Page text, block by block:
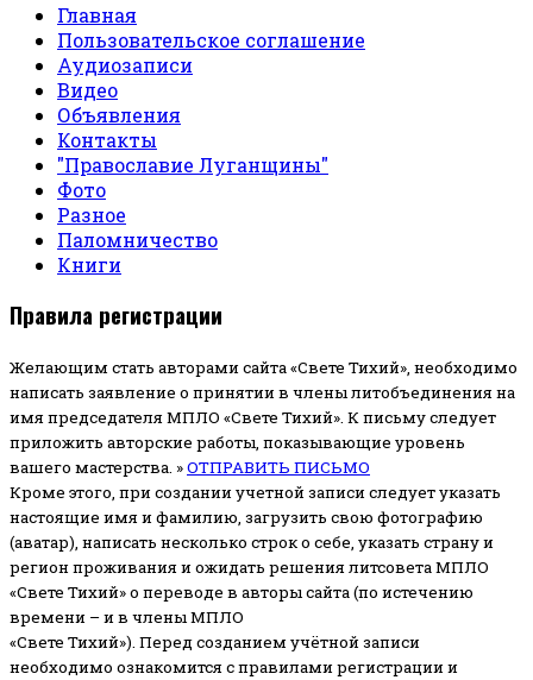
Главная
Пользовательское соглашение
Аудиозаписи
Видео
Объявления
Контакты
"Православие Луганщины"
Фото
Разное
Паломничество
Книги
Правила регистрации
Желающим стать авторами сайта «Свете Тихий», необходимо
написать заявление о принятии в члены литобъединения на
имя председателя МПЛО «Свете Тихий». К письму следует
приложить авторские работы, показывающие уровень
вашего мастерства. »ОТПРАВИТЬ ПИСЬМО
Кроме этого, при создании учетной записи следует указать
настоящие имя и фамилию, загрузить свою фотографию
(аватар), написать несколько строк о себе, указать страну и
регион проживания и ожидать решения литсовета МПЛО
«Свете Тихий» о переводе в авторы сайта (по истечению
времени – и в члены МПЛО
«Свете Тихий»). Перед созданием учётной записи
необходимо ознакомится с правилами регистрации и